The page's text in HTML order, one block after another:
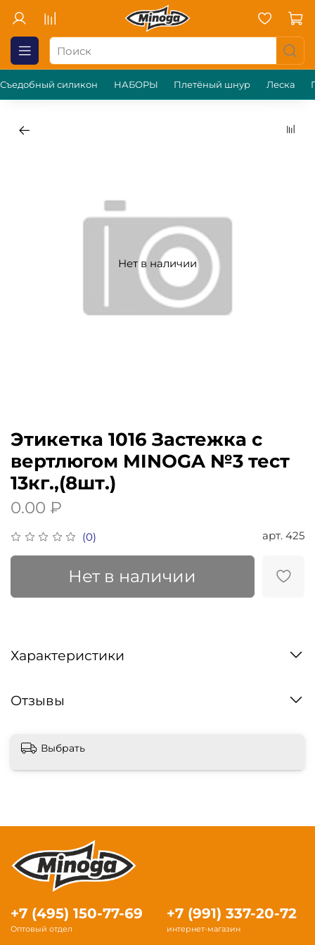
Съедобный силикон НАБОРЫ Плетёный шнур Леска
Нет в наличии
(0) арт. 425
Этикетка 1016 Застежка с
вертлюгом MINOGA №3 тест
13кг.,(8шт.)
0.00 ₽
Нет в наличии
Характеристики
Отзывы
Выбрать
+7 (495) 150-77-69
Оптовый отдел
+7 (991) 337-20-72
интернет-магазин